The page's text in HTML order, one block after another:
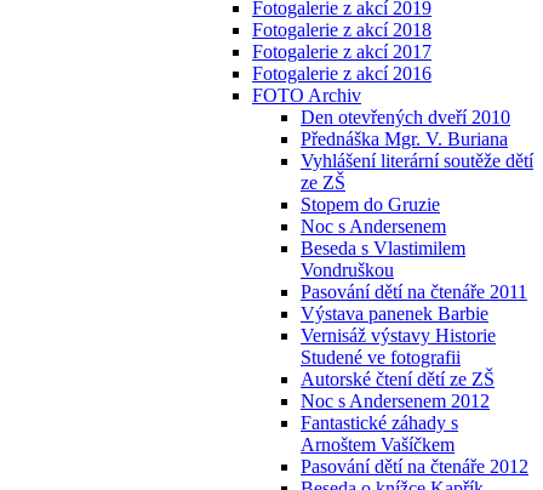
Fotogalerie z akcí 2019
Fotogalerie z akcí 2018
Fotogalerie z akcí 2017
Fotogalerie z akcí 2016
FOTO Archiv
Den otevřených dveří 2010
Přednáška Mgr. V. Buriana
Vyhlášení literární soutěže dětí
ze ZŠ
Stopem do Gruzie
Noc s Andersenem
Beseda s Vlastimilem
Vondruškou
Pasování dětí na čtenáře 2011
Výstava panenek Barbie
Vernisáž výstavy Historie
Studené ve fotografii
Autorské čtení dětí ze ZŠ
Noc s Andersenem 2012
Fantastické záhady s
Arnoštem Vašíčkem
Pasování dětí na čtenáře 2012